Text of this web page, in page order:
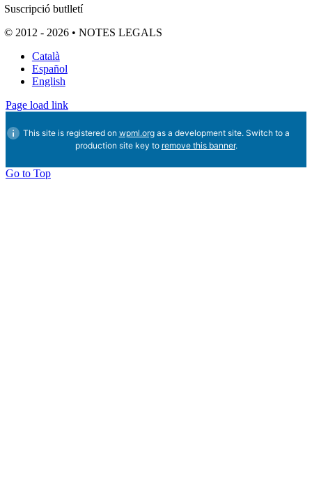
Suscripció butlletí
© 2012 - 2026 • NOTES LEGALS
Català
Español
English
Page load link
This site is registered on wpml.orgas a development site. Switch to a
production site key to remove this banner.
Go to Top